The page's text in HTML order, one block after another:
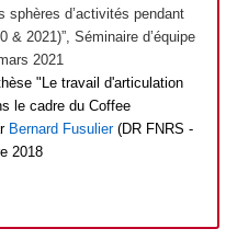
sphères d’activités pendant
& 2021)”, Séminaire d’équipe
2021
"Le travail d'articulation
le cadre du Coffee
Bernard Fusulier(DR FNRS -
2018